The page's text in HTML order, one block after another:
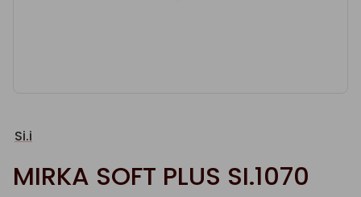
Si.i
MIRKA SOFT PLUS SI.1070